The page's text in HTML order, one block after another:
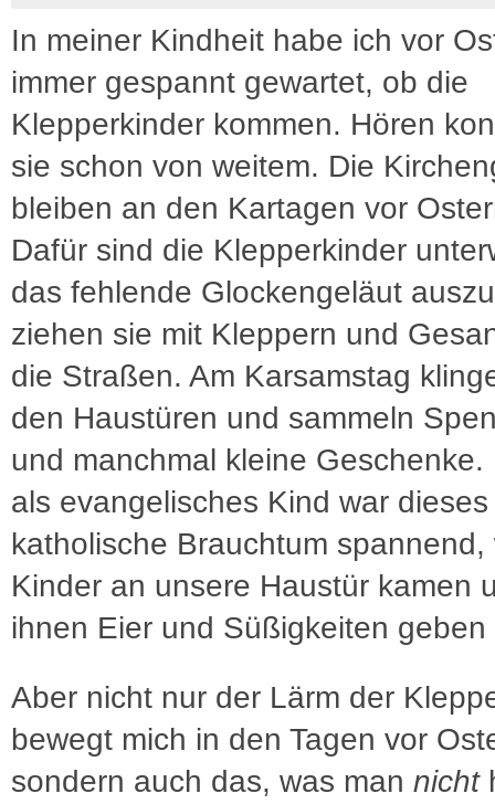
In meiner Kindheit habe ich vor
immer gespannt gewartet, ob die
Klepperkinder kommen. Hören
sie schon von weitem. Die
bleiben an den Kartagen vor
Dafür sind die Klepperkinder
das fehlende Glockengeläut
ziehen sie mit Kleppern und
die Straßen. Am Karsamstag
den Haustüren und sammeln
und manchmal kleine Geschenke.
als evangelisches Kind war dieses
katholische Brauchtum spannend,
Kinder an unsere Haustür kamen
ihnen Eier und Süßigkeiten geben
Aber nicht nur der Lärm der
bewegt mich in den Tagen vor
sondern auch das, was man nicht